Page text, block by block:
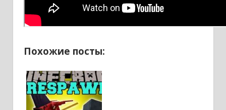
Похожие посты: